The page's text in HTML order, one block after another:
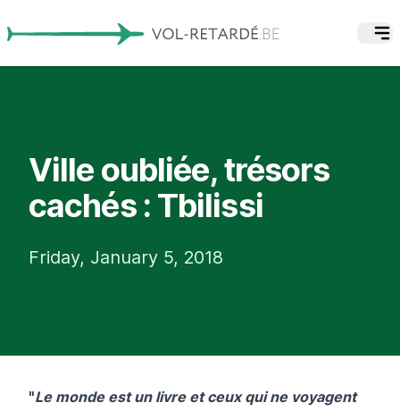
Ville oubliée, trésors
cachés : Tbilissi
Friday, January 5, 2018
"Le monde est un livre et ceux qui ne voyagent